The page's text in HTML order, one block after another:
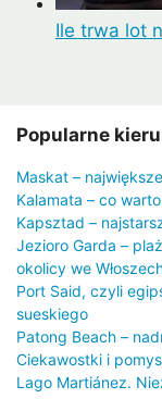
Ile trwa lot
Popularne
Maskat –
Kalamata – co
Kapsztad –
Jezioro Garda –
okolicy we
Port Said, czyli
sueskiego
Patong Beach –
Ciekawostki i
Lago Martiánez.